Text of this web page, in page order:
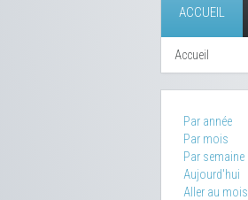
ACCUEIL
Accueil
Par année
Par mois
Par semaine
Aujourd'hui
Aller au mois